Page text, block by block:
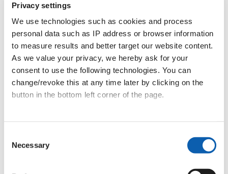
Privacy settings
We use technologies such as cookies and process
personal data such as IP address or browser information
to measure results and better target our website content.
As we value your privacy, we hereby ask for your
consent to use the following technologies. You can
change/revoke this at any time later by clicking on the
button in the bottom left corner of the page.
Selection
Necessary
O naszej szkole językowej
specjalizująca się w nauczaniu greckiego, założona w
Maja | Menedżerka szkoły
bezpieczną przestrzeń, w której uczniowie